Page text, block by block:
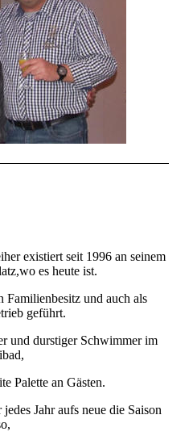
existiert seit 1996 an seinem
es heute ist.
Familienbesitz und auch als
geführt.
und durstiger Schwimmer im
Palette an Gästen.
Jahr aufs neue die Saison